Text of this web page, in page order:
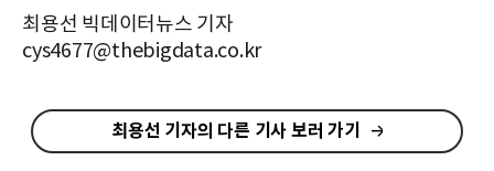
최용선 빅데이터뉴스 기자
cys4677@thebigdata.co.kr
최용선 기자의 다른 기사 보러 가기